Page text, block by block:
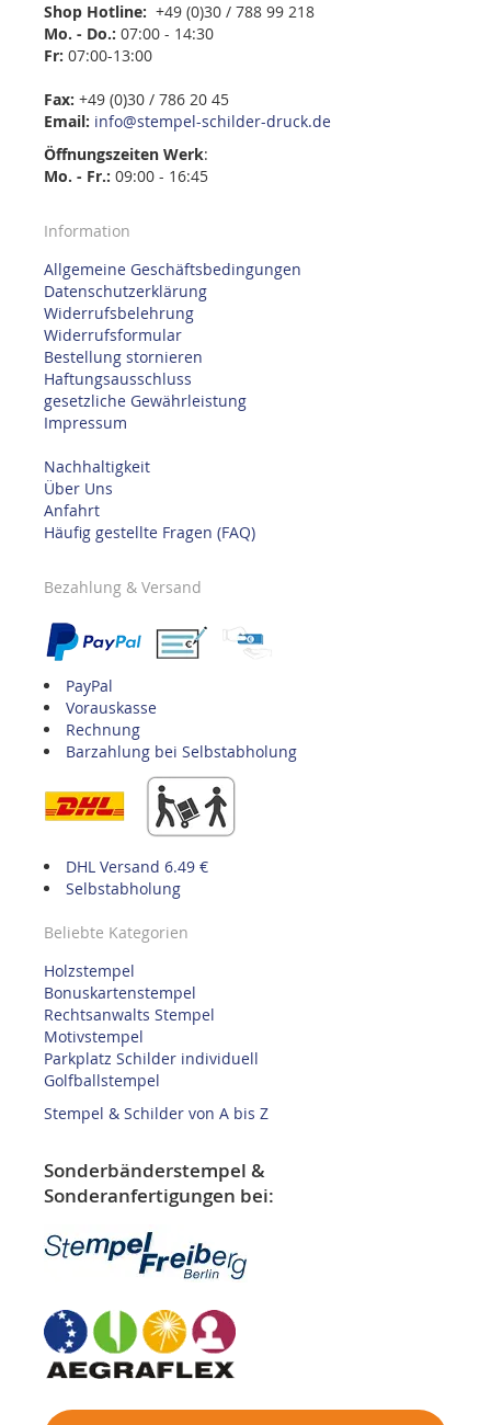
Shop Hotline: +49 (0)30 / 788 99 218
Mo. - Do.: 07:00 - 14:30
Fr: 07:00-13:00
Fax: +49 (0)30 / 786 20 45
Email: info@stempel-schilder-druck.de
Öffnungszeiten Werk:
Mo. - Fr.: 09:00 - 16:45
Information
Allgemeine Geschäftsbedingungen
Datenschutzerklärung
Widerrufsbelehrung
Widerrufsformular
Bestellung stornieren
Haftungsausschluss
gesetzliche Gewährleistung
Impressum
Nachhaltigkeit
Über Uns
Anfahrt
Häufig gestellte Fragen (FAQ)
Bezahlung & Versand
PayPal
Vorauskasse
Rechnung
Barzahlung bei Selbstabholung
DHL Versand 6.49 €
Selbstabholung
Beliebte Kategorien
Holzstempel
Bonuskartenstempel
Rechtsanwalts Stempel
Motivstempel
Parkplatz Schilder individuell
Golfballstempel
Stempel & Schilder von A bis Z
Sonderbänderstempel &
Sonderanfertigungen bei: